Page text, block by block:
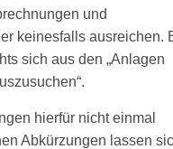
und
keinesfalls ausreichen.
sich aus den „Anlagen
hierfür nicht einmal
Abkürzungen lassen